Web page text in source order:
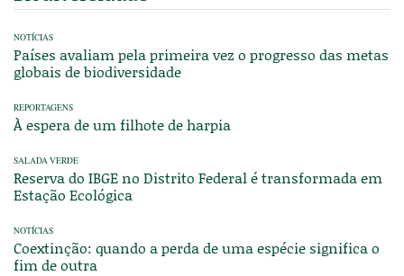
NOTÍCIAS
Países avaliam pela primeira vez o progresso das metas
globais de biodiversidade
REPORTAGENS
À espera de um filhote de harpia
SALADA VERDE
Reserva do IBGE no Distrito Federal é transformada em
Estação Ecológica
NOTÍCIAS
Coextinção: quando a perda de uma espécie significa o
fim de outra